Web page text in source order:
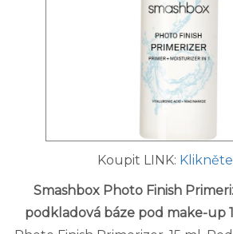
Koupit LINK:
Smashbox Photo Finish
podkladová báze pod make-up